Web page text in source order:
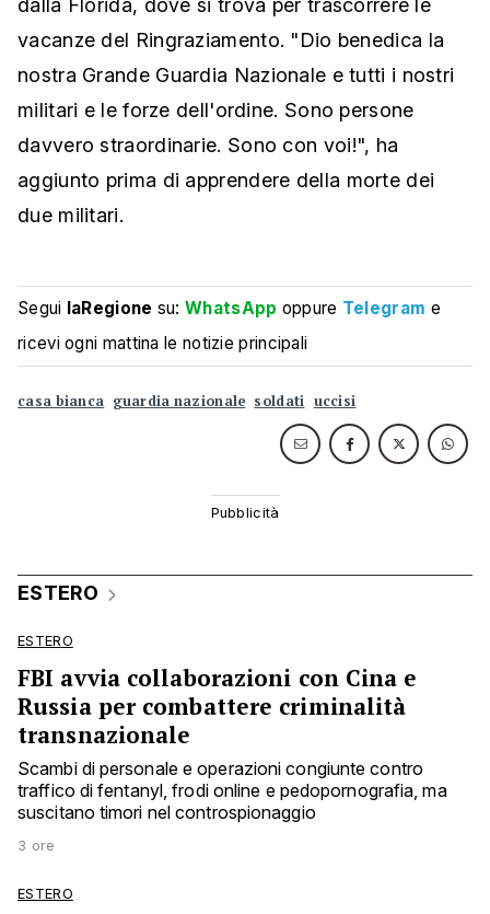
dalla Florida, dove si trova per trascorrere le
vacanze del Ringraziamento. "Dio benedica la
nostra Grande Guardia Nazionale e tutti i nostri
militari e le forze dell'ordine. Sono persone
davvero straordinarie. Sono con voi!", ha
aggiunto prima di apprendere della morte dei
due militari.
Segui laRegione su:WhatsApp oppure Telegram e
ricevi ogni mattina le notizie principali
casa bianca guardia nazionale soldati uccisi
ESTERO
ESTERO
FBI avvia collaborazioni con Cina e
Russia per combattere criminalità
transnazionale
Scambi di personale e operazioni congiunte contro
traffico di fentanyl, frodi online e pedopornografia, ma
suscitano timori nel controspionaggio
3 ore
ESTERO